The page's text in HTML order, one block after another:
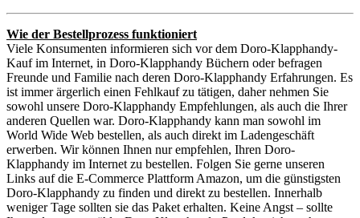
Wie der Bestellprozess funktioniert
Viele Konsumenten informieren sich vor dem Doro-Klapphandy-
Kauf im Internet, in Doro-Klapphandy Büchern oder befragen
Freunde und Familie nach deren Doro-Klapphandy Erfahrungen. Es
ist immer ärgerlich einen Fehlkauf zu tätigen, daher nehmen Sie
sowohl unsere Doro-Klapphandy Empfehlungen, als auch die Ihrer
anderen Quellen war. Doro-Klapphandy kann man sowohl im
World Wide Web bestellen, als auch direkt im Ladengeschäft
erwerben. Wir können Ihnen nur empfehlen, Ihren Doro-
Klapphandy im Internet zu bestellen. Folgen Sie gerne unseren
Links auf die E-Commerce Plattform Amazon, um die günstigsten
Doro-Klapphandy zu finden und direkt zu bestellen. Innerhalb
weniger Tage sollten sie das Paket erhalten. Keine Angst – sollte